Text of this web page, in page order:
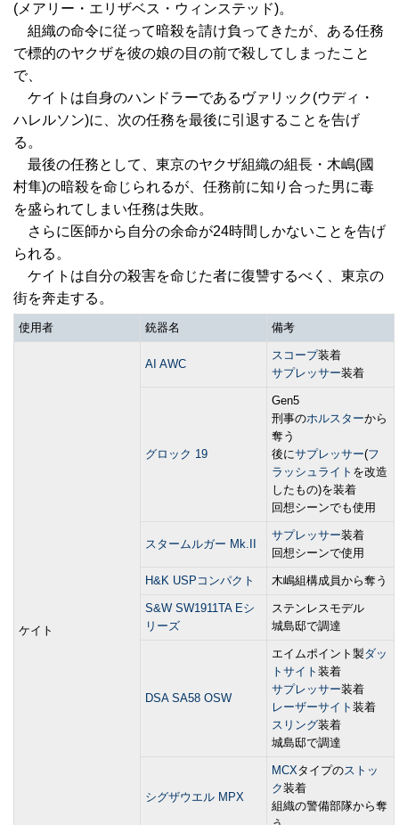
(メアリー・エリザベス・ウィンステッド)。
組織の命令に従って暗殺を請け負ってきたが、ある任務
で標的のヤクザを彼の娘の目の前で殺してしまったこと
で、
ケイトは自身のハンドラーであるヴァリック(ウディ・
ハレルソン)に、次の任務を最後に引退することを告げ
る。
最後の任務として、東京のヤクザ組織の組長・木嶋(國
村隼)の暗殺を命じられるが、任務前に知り合った男に毒
を盛られてしまい任務は失敗。
さらに医師から自分の余命が24時間しかないことを告げ
られる。
ケイトは自分の殺害を命じた者に復讐するべく、東京の
街を奔走する。
使用者 銃器名 備考
ケイト
AI AWC
スコープ装着
サプレッサー装着
グロック 19
Gen5
刑事のホルスターから
奪う
後にサプレッサー(フ
ラッシュライト を改造
したもの)を装着
回想シーンでも使用
スタームルガー Mk.II
サプレッサー装着
回想シーンで使用
H&K USPコンパクト 木嶋組構成員から奪う
S&W SW1911TA Eシ
リーズ
ステンレスモデル
城島邸で調達
DSA SA58 OSW
エイムポイント製ダッ
トサイト 装着
サプレッサー装着
レーザーサイト 装着
スリング装着
城島邸で調達
シグザウエル MPX
MCXタイプのストッ
ク装着
組織の警備部隊から奪